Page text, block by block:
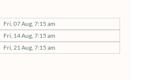
Fri, 07 Aug, 7:15 am
Fri, 14 Aug, 7:15 am
Fri, 21 Aug, 7:15 am